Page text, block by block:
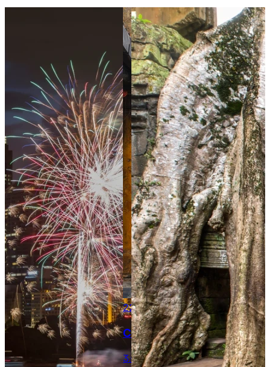
22 DECEMBRIE – 4 IANUARIE
Crăciun și Revelion în
3.090 €